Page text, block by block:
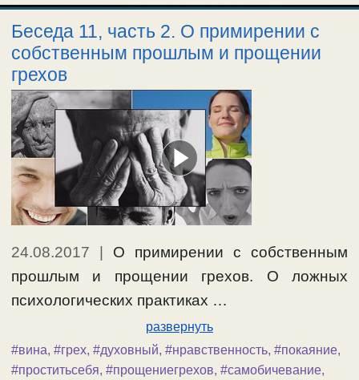
Беседа 11, часть 2. О примирении с
собственным прошлым и прощении
грехов
24.08.2017 | О примирении с собственным
прошлым и прощении грехов. О ложных
психологических практиках …
развернуть
#вина, #грех, #духовный, #нравственность, #покаяние,
#проститьсебя, #прощениегрехов, #самобичевание,